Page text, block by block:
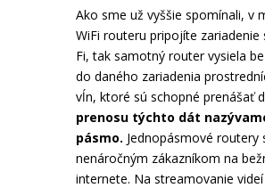
Ako sme už vyššie spomínali, v
WiFi routeru pripojíte zariadenie
Fi, tak samotný router vysiela
do daného zariadenia
vĺn, ktoré sú schopné prenášať
prenosu týchto dát
pásmo. Jednopásmové routery
nenáročným zákazníkom na
internete. Na streamovanie